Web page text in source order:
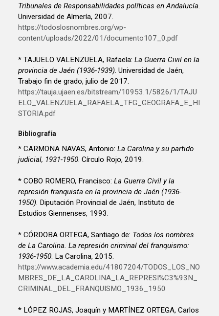
Tribunales de Responsabilidades políticas en Andalucía.
Universidad de Almería, 2007.
https://todoslosnombres.org/wp-
content/uploads/2022/01/documento107_0.pdf
* TAJUELO VALENZUELA, Rafaela:La Guerra Civil en la
provincia de Jaén (1936-1939). Universidad de Jaén,
Trabajo fin de grado, julio de 2017.
https://tauja.ujaen.es/bitstream/10953.1/5826/1/TAJU
ELO_VALENZUELA_RAFAELA_TFG_GEOGRAFA_E_HI
STORIA.pdf
Bibliografía
* CARMONA NAVAS, Antonio:La Carolina y su partido
judicial, 1931-1950. Círculo Rojo, 2019.
* COBO ROMERO, Francisco:La Guerra Civil y la
represión franquista en la provincia de Jaén (1936-
1950). Diputación Provincial de Jaén, Instituto de
Estudios Giennenses, 1993.
* CÓRDOBA ORTEGA, Santiago de: Todos los nombres
de La Carolina. La represión criminal del franquismo:
1936-1950. La Carolina, 2015.
https://www.academia.edu/41807204/TODOS_LOS_NO
MBRES_DE_LA_CAROLINA_LA_REPRESI%C3%93N_
CRIMINAL_DEL_FRANQUISMO_1936_1950
* LÓPEZ ROJAS, Joaquín y MARTÍNEZ ORTEGA, Carlos